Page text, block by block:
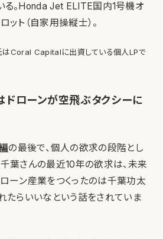
る。Honda Jet ELITE国内1号機オ
ット（自家用操縦士）。
はCoral Capitalに出資している個人LPで
ローンが空飛ぶタクシーに
の最後で、個人の欲求の段階とし
葉さんの最近10年の欲求は、未来
ーン産業をつくったのは千葉功太
たらいいなという話をされていま